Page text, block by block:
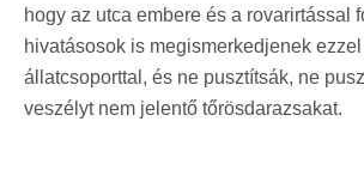
hogy az utca embere és a rovarirtással
hivatásosok is megismerkedjenek ezzel
állatcsoporttal, és ne pusztítsák, ne
veszélyt nem jelentő tőrösdarazsakat.